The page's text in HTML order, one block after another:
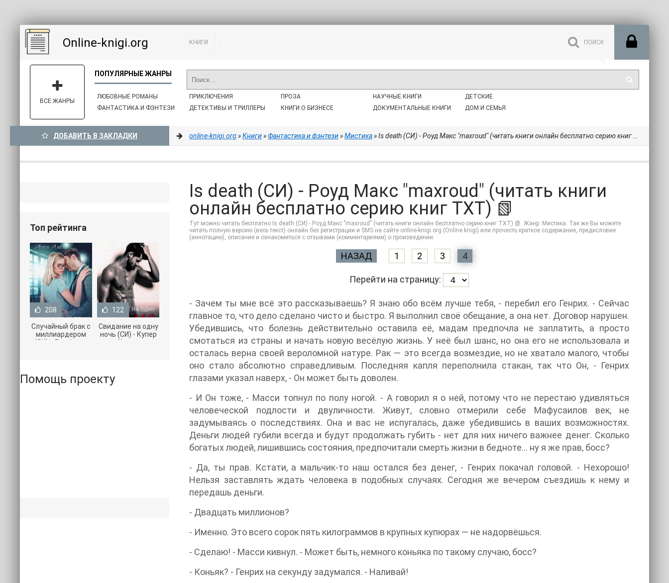
Online-knigi.org КНИГИ
ЛЮБОВНЫЕ РОМАНЫ
ФАНТАСТИКА И ФЭНТЕЗИ
ПРИКЛЮЧЕНИЯ
ДЕТЕКТИВЫ И ТРИЛЛЕРЫ
ПРОЗА
КНИГИ О БИЗНЕСЕ
НАУЧНЫЕ КНИГИ
ДОКУМЕНТАЛЬНЫЕ КНИГИ
ДЕТСКИЕ
ДОМ И СЕМЬЯ
ВСЕ ЖАНРЫ
ДОБАВИТЬ В ЗАКЛАДКИ online-knigi.org»Книги»Фантастика и фэнтези»Мистика» Is death (СИ) - Роуд Макс "maxroud" (читать книги онлайн бесплатно серию книг TXT) 📗
Is death (СИ) - Роуд Макс "maxroud" (читать книги
онлайн бесплатно серию книг TXT) 📗
Тут можно читать бесплатно Is death (СИ) - Роуд Макс "maxroud" (читать книги онлайн бесплатно серию книг TXT) 📗. Жанр: Мистика. Так же Вы можете
читать полную версию (весь текст) онлайн без регистрации и SMS на сайте online-knigi.org (Online knigi) или прочесть краткое содержание, предисловие
(аннотацию), описание и ознакомиться с отзывами (комментариями) о произведении.
НАЗАД 1 2 3 4
Перейти на страницу:
- Зачем ты мне всё это рассказываешь? Я знаю обо всём лучше тебя, - перебил его Генрих. - Сейчас
главное то, что дело сделано чисто и быстро. Я выполнил своё обещание, а она нет. Договор нарушен.
Убедившись, что болезнь действительно оставила её, мадам предпочла не заплатить, а просто
смотаться из страны и начать новую весёлую жизнь. У неё был шанс, но она его не использовала и
осталась верна своей вероломной натуре. Рак — это всегда возмездие, но не хватало малого, чтобы
оно стало абсолютно справедливым. Последняя капля переполнила стакан, так что Он, - Генрих
глазами указал наверх, - Он может быть доволен.
- И Он тоже, - Масси топнул по полу ногой. - А говорил я о ней, потому что не перестаю удивляться
человеческой подлости и двуличности. Живут, словно отмерили себе Мафусаилов век, не
задумываясь о последствиях. Она и вас не испугалась, даже убедившись в ваших возможностях.
Деньги людей губили всегда и будут продолжать губить - нет для них ничего важнее денег. Сколько
богатых людей, лишившись состояния, предпочитали смерть жизни в бедноте... ну я же прав, босс?
- Да, ты прав. Кстати, а мальчик-то наш остался без денег, - Генрих покачал головой. - Нехорошо!
Нельзя заставлять ждать человека в подобных случаях. Сегодня же вечером съездишь к нему и
передашь деньги.
- Двадцать миллионов?
- Именно. Это всего сорок пять килограммов в крупных купюрах — не надорвёшься.
- Сделаю! - Масси кивнул. - Может быть, немного коньяка по такому случаю, босс?
- Коньяк? - Генрих на секунду задумался. - Наливай!
Топ рейтинга
208
Случайный брак с
миллиардером
(СИ) - Лав Агата
122
Свидание на одну
ночь (СИ) - Купер
Хелен
Помощь проекту